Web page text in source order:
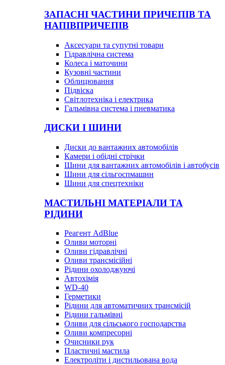
ЗАПАСНІ ЧАСТИНИ ПРИЧЕПІВ ТА
НАПІВПРИЧЕПІВ
Аксесуари та супутні товари
Гідравлічна система
Колеса і маточини
Кузовні частини
Облицювання
Підвіска
Світлотехніка і електрика
Гальмівна система і пневматика
ДИСКИ І ШИНИ
Диски до вантажних автомобілів
Камери і обідні стрічки
Шини для вантажних автомобілів і автобусів
Шини для сільгоспмашин
Шини для спецтехніки
МАСТИЛЬНІ МАТЕРІАЛИ ТА
РІДИНИ
Реагент AdBlue
Оливи моторні
Оливи гідравлічні
Оливи трансмісійні
Рідини охолоджуючі
Автохімія
WD-40
Герметики
Рідини для автоматичних трансмісій
Рідини гальмівні
Оливи для сільського господарства
Оливи компресорні
Очисники рук
Пластичні мастила
Електроліти і дистильована вода